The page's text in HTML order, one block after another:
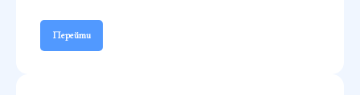
Перейти